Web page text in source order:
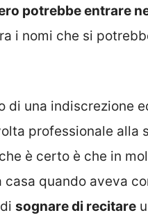
potrebbe entrare
i nomi che si
di una indiscrezione
professionale alla
è certo è che in
quando aveva
sognare di recitare